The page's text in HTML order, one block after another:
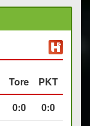
Tore
PKT
0:0
0:0